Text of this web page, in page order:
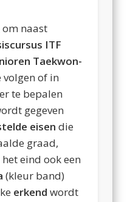
naast
ITF
Taekwon-
of in
te bepalen
gegeven
eisen die
graad,
eind ook een
(kleur band)
erkendwordt